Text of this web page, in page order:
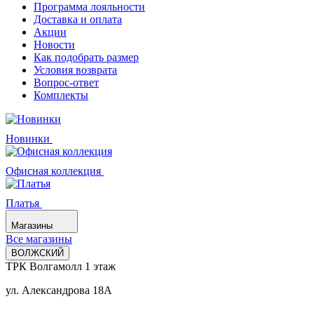
Программа лояльности
Доставка и оплата
Акции
Новости
Как подобрать размер
Условия возврата
Вопрос-ответ
Комплекты
Новинки
Офисная коллекция
Платья
Магазины
Все магазины
ВОЛЖСКИЙ
ТРК Волгамолл 1 этаж
ул. Александрова 18А